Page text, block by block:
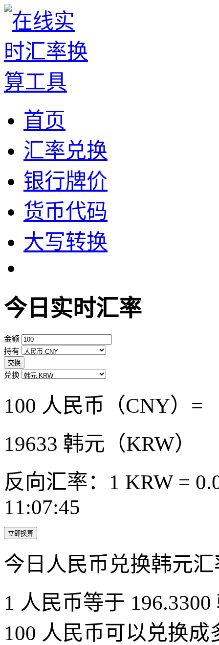
首页
汇率兑换
银行牌价
货币代码
大写转换
今日实时汇率
金额
持有
交换
兑换
100 人民币（CNY）=
19633 韩元（KRW）
反向汇率：1 KRW =
11:07:45
立即换算
今日人民币兑换韩元
1 人民币等于
100 人民币可以兑换成